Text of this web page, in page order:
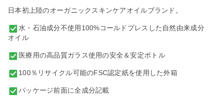
日本初上陸のオーガニックスキンケアオイルブランド。
水・石油成分不使用100%コールドプレスした自然由来成分
オイル
医療用の高品質ガラス使用の安全＆安定ボトル
100％リサイクル可能のFSC認定紙を使用した外箱
パッケージ前面に全成分記載